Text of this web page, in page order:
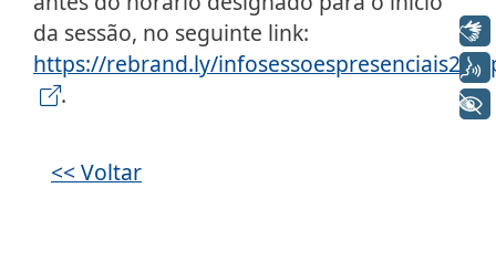
da sessão, no seguinte link:
https://rebrand.ly/
.
<< Voltar
Voz